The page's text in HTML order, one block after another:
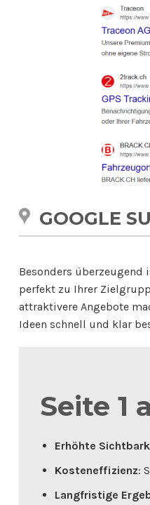
GOOGLE
Besonders
perfekt zu Ihrer
attraktivere Angebote
Ideen schnell und klar
Seite 1
Erhöhte
Kosteneffizienz:
Langfristige